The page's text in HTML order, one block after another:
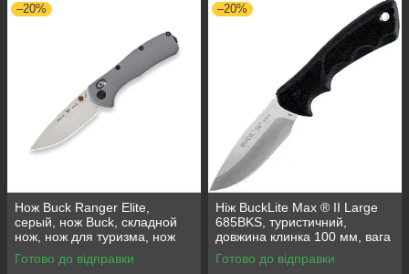
–20%
Нож Buck Ranger Elite,
серый, нож Buck, складной
нож, нож для туризма, нож
для выживания, нож для
рибалки, сталева рукоятка
Готово до відправки
–20%
Ніж BuckLite Max ® II Large
685BKS, туристичний,
довжина клинка 100 мм, вага
133 г, матеріал рукояті
Dynaflex rubber
Готово до відправки